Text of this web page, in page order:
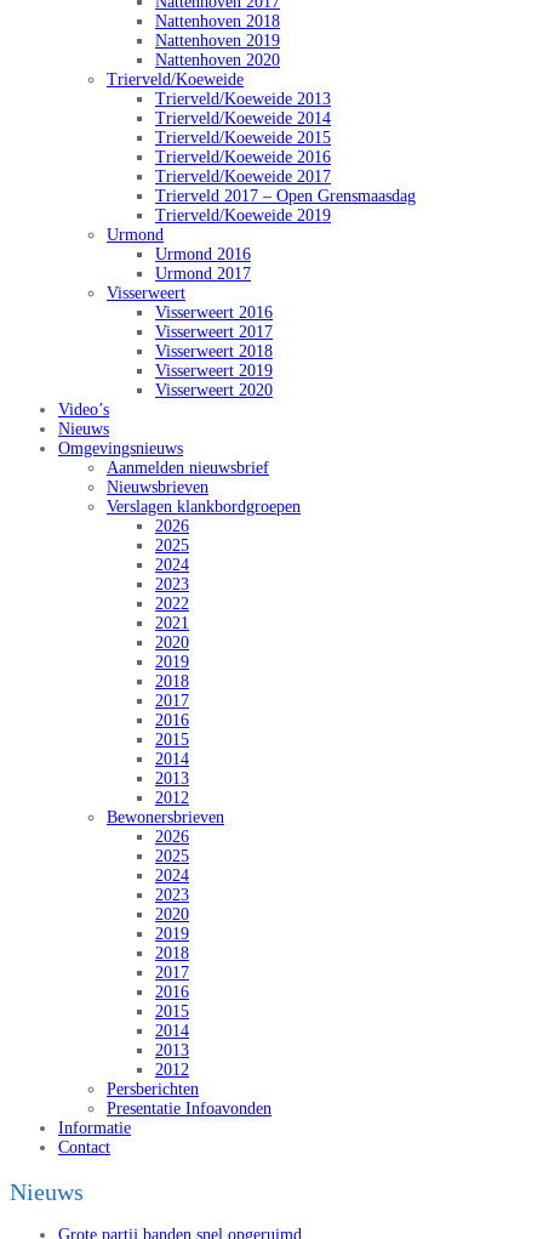
Nattenhoven 2018
Nattenhoven 2019
Nattenhoven 2020
Trierveld/Koeweide
Trierveld/Koeweide 2013
Trierveld/Koeweide 2014
Trierveld/Koeweide 2015
Trierveld/Koeweide 2016
Trierveld/Koeweide 2017
Trierveld 2017 – Open Grensmaasdag
Trierveld/Koeweide 2019
Urmond
Urmond 2016
Urmond 2017
Visserweert
Visserweert 2016
Visserweert 2017
Visserweert 2018
Visserweert 2019
Visserweert 2020
Video’s
Nieuws
Omgevingsnieuws
Aanmelden nieuwsbrief
Nieuwsbrieven
Verslagen klankbordgroepen
2026
2025
2024
2023
2022
2021
2020
2019
2018
2017
2016
2015
2014
2013
2012
Bewonersbrieven
2026
2025
2024
2023
2020
2019
2018
2017
2016
2015
2014
2013
2012
Persberichten
Presentatie Infoavonden
Informatie
Contact
Nieuws
Grote partij banden snel opgeruimd